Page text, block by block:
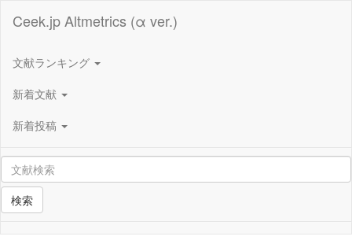
Ceek.jp Altmetrics (α ver.)
文献ランキング
新着文献
新着投稿
検索